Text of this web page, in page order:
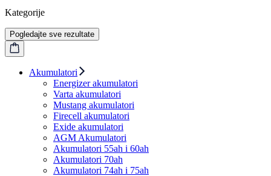
Kategorije
Pogledajte sve rezultate
Akumulatori
Energizer akumulatori
Varta akumulatori
Mustang akumulatori
Firecell akumulatori
Exide akumulatori
AGM Akumulatori
Akumulatori 55ah i 60ah
Akumulatori 70ah
Akumulatori 74ah i 75ah